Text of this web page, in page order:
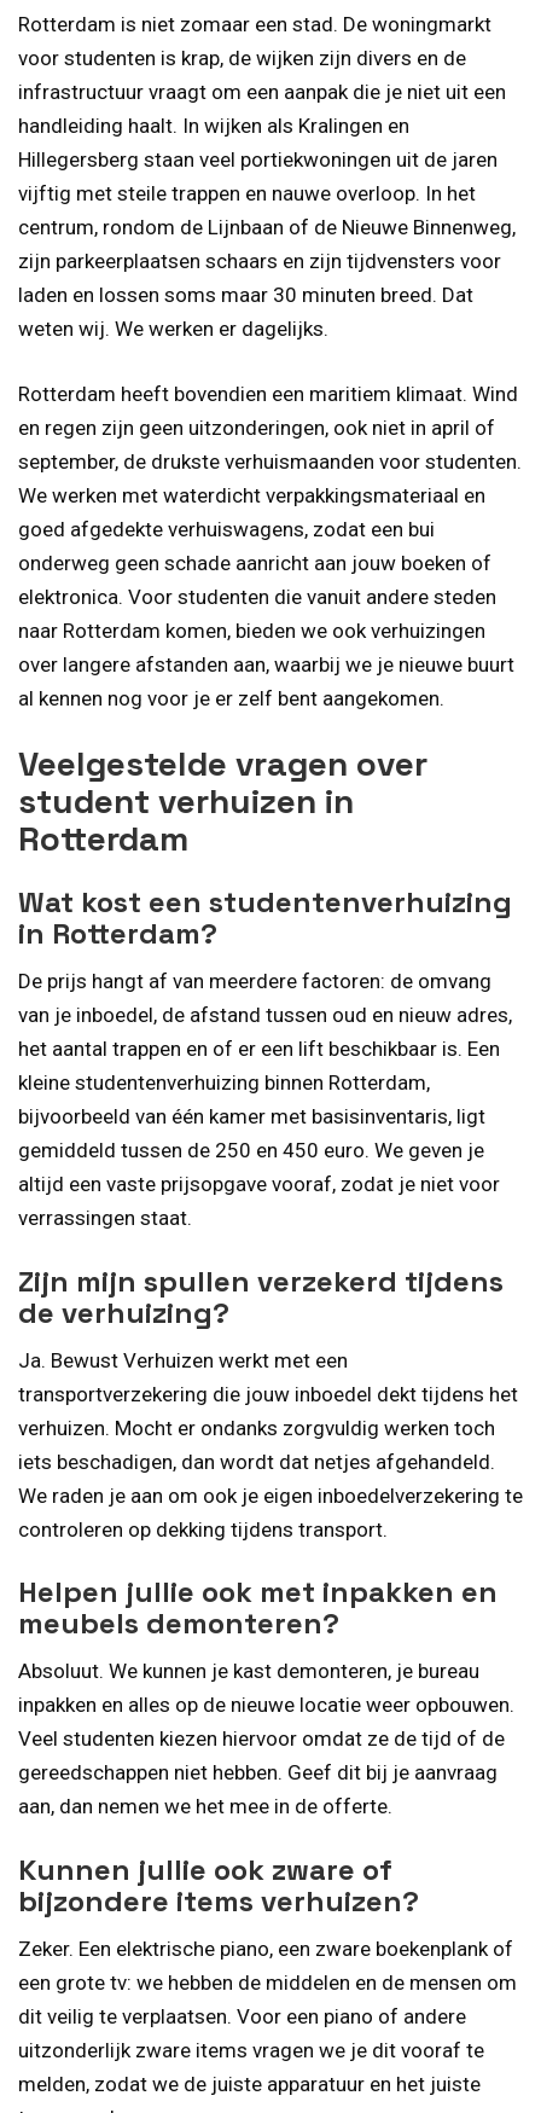
Rotterdam is niet zomaar een stad. De woningmarkt
voor studenten is krap, de wijken zijn divers en de
infrastructuur vraagt om een aanpak die je niet uit een
handleiding haalt. In wijken als Kralingen en
Hillegersberg staan veel portiekwoningen uit de jaren
vijftig met steile trappen en nauwe overloop. In het
centrum, rondom de Lijnbaan of de Nieuwe Binnenweg,
zijn parkeerplaatsen schaars en zijn tijdvensters voor
laden en lossen soms maar 30 minuten breed. Dat
weten wij. We werken er dagelijks.
Rotterdam heeft bovendien een maritiem klimaat. Wind
en regen zijn geen uitzonderingen, ook niet in april of
september, de drukste verhuismaanden voor studenten.
We werken met waterdicht verpakkingsmateriaal en
goed afgedekte verhuiswagens, zodat een bui
onderweg geen schade aanricht aan jouw boeken of
elektronica. Voor studenten die vanuit andere steden
naar Rotterdam komen, bieden we ook verhuizingen
over langere afstanden aan, waarbij we je nieuwe buurt
al kennen nog voor je er zelf bent aangekomen.
Veelgestelde vragen over
student verhuizen in
Rotterdam
Wat kost een studentenverhuizing
in Rotterdam?
De prijs hangt af van meerdere factoren: de omvang
van je inboedel, de afstand tussen oud en nieuw adres,
het aantal trappen en of er een lift beschikbaar is. Een
kleine studentenverhuizing binnen Rotterdam,
bijvoorbeeld van één kamer met basisinventaris, ligt
gemiddeld tussen de 250 en 450 euro. We geven je
altijd een vaste prijsopgave vooraf, zodat je niet voor
verrassingen staat.
Zijn mijn spullen verzekerd tijdens
de verhuizing?
Ja. Bewust Verhuizen werkt met een
transportverzekering die jouw inboedel dekt tijdens het
verhuizen. Mocht er ondanks zorgvuldig werken toch
iets beschadigen, dan wordt dat netjes afgehandeld.
We raden je aan om ook je eigen inboedelverzekering te
controleren op dekking tijdens transport.
Helpen jullie ook met inpakken en
meubels demonteren?
Absoluut. We kunnen je kast demonteren, je bureau
inpakken en alles op de nieuwe locatie weer opbouwen.
Veel studenten kiezen hiervoor omdat ze de tijd of de
gereedschappen niet hebben. Geef dit bij je aanvraag
aan, dan nemen we het mee in de offerte.
Kunnen jullie ook zware of
bijzondere items verhuizen?
Zeker. Een elektrische piano, een zware boekenplank of
een grote tv: we hebben de middelen en de mensen om
dit veilig te verplaatsen. Voor een piano of andere
uitzonderlijk zware items vragen we je dit vooraf te
melden, zodat we de juiste apparatuur en het juiste